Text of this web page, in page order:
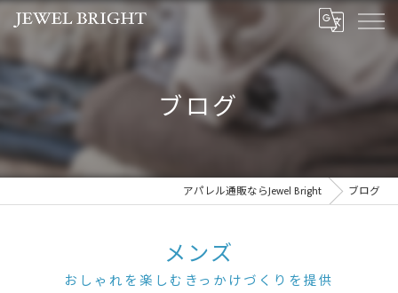
ブログ
アパレル通販ならJewel Bright ブログ
メンズ
おしゃれを楽しむきっかけづくりを提供